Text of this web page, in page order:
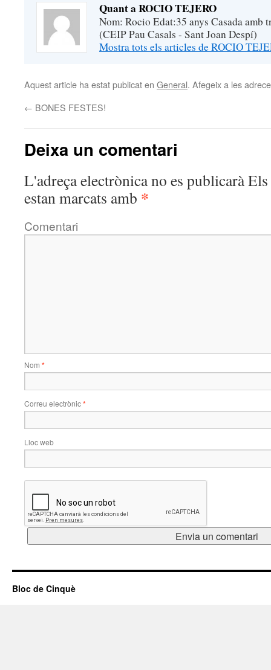
Quant a ROCIO TEJERO
Nom: Rocio Edat:35 anys Casada amb
(CEIP Pau Casals - Sant Joan Despí)
Mostra tots els articles de ROCIO
Aquest article ha estat publicat en General. Afegeix a les
← BONES FESTES!
Deixa un comentari
L'adreça electrònica no es publicaràEls
estan marcats amb *
Comentari
Nom *
Correu electrònic*
Lloc web
Bloc de Cinquè